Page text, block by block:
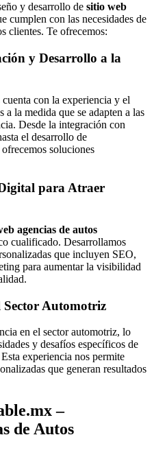
y desarrollo de sitio web
cumplen con las necesidades de
clientes. Te ofrecemos:
y Desarrollo a la
con la experiencia y el
la medida que se adapten a las
Desde la integración con
el desarrollo de
soluciones
para Atraer
agencias de autos
cualificado. Desarrollamos
que incluyen SEO,
para aumentar la visibilidad
Sector Automotriz
en el sector automotriz, lo
y desafíos específicos de
experiencia nos permite
que generan resultados
–
de Autos